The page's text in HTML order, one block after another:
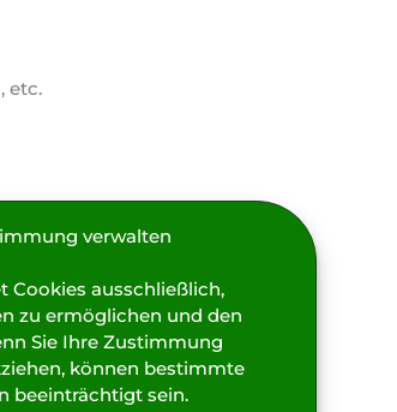
verwalten
Cookies ausschließlich,
zu ermöglichen und den
Sie Ihre Zustimmung
können bestimmte
beeinträchtigt sein.
etc.